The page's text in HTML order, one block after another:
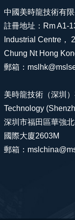
中國美時龍技術有限
註冊地址：Rm A1-
Industrial Centre，
Chung Nt Hong
郵箱：
美時龍技術（深圳
Technology
深圳市福田區華強
國際大廈2603M
郵箱：